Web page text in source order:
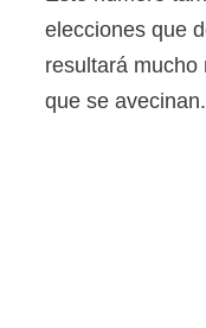
elecciones que
resultará mucho
que se avecinan.